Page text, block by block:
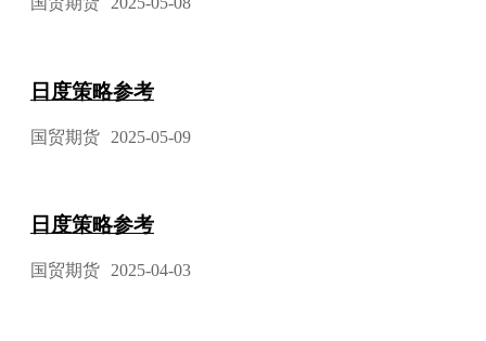
日度策略参考
国贸期货 2025-05-09
日度策略参考
国贸期货 2025-04-03